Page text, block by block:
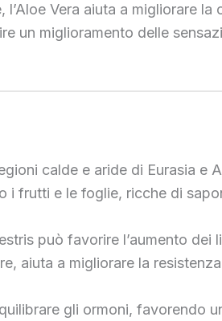
Vera aiuta a migliorare
un miglioramento delle
calde e aride di Eurasia
i frutti e le foglie, ricche di
può favorire l’aumento
aiuta a migliorare la
gli ormoni, favorendo